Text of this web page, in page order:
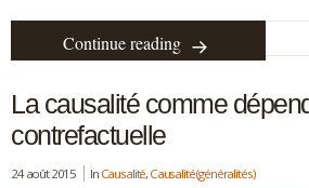
Continue reading
La causalité comme
contrefactuelle
24 août 2015 In Causalité, Causalité (généralités)